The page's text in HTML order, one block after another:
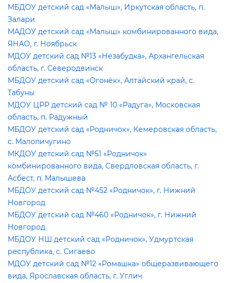
МБДОУ детский сад «Малыш», Иркутская область, п.
Залари
МАДОУ детский сад «Малыш» комбинированного вида,
ЯНАО, г. Ноябрьск
МДОУ детский сад №13 «Незабудка», Архангельская
область, г. Северодвинск
МБДОУ детский сад «Огонёк», Алтайский край, с.
Табуны
МДОУ ЦРР детский сад № 10 «Радуга», Московская
область, п. Радужный
МБДОУ детский сад «Родничок», Кемеровская область,
с. Малопичугино
МКДОУ детский сад №51 «Родничок»
комбинированного вида, Свердловская область, г.
Асбест, п. Малышева
МБДОУ детский сад №452 «Родничок», г. Нижний
Новгород
МБДОУ детский сад №460 «Родничок», г. Нижний
Новгород
МБДОУ НШ детский сад «Родничок», Удмуртская
республика, с. Сигаево
МДОУ детский сад №12 «Ромашка» общеразвивающего
ида, Ярославская область, г. Углич